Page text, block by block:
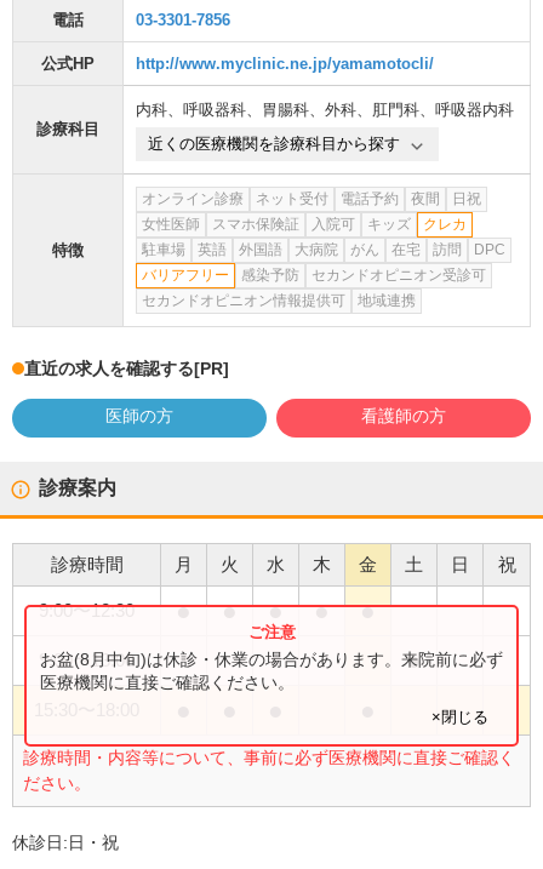
電話 03-3301-7856
公式HP http://www.myclinic.ne.jp/yamamotocli/
診療科目
内科、 呼吸器科、 胃腸科、 外科、 肛門科、 呼吸器内科
近くの医療機関を診療科目から探す
特徴
オンライン診療 ネット受付 電話予約 夜間
日祝
女性医師
スマホ保険証 入院可 キッズ
クレカ
駐車場
英語 外国語 大病院 がん 在宅 訪問
DPC
バリアフリー
感染予防
セカンドオピニオン受診可
セカンドオピニオン情報提供可
地域連携
直近の求人を確認する[PR]
医師の方 看護師の方
診療案内
診療時間 月 火 水 木 金 土 日 祝
9:00〜12:30 ● ● ● ● ●
9:00〜13:00 ●
診療時間・内容等について、事前に必ず医療機関に直接ご確認く
ださい。
お盆(8月中旬)は休診・休業の場合があります。来院前に必ず
医療機関に直接ご確認ください。
×閉じる
休診日:日・祝